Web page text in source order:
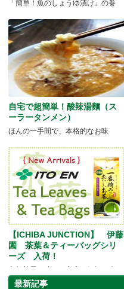
「簡単！魚のしょうゆ漬け」の巻
自宅で超簡単！酸辣湯麵（ス
ーラータンメン）
ほんの一手間で、本格的なお味
【ICHIBA JUNCTION】 伊藤
園 茶葉＆ティーバッグシリ
ーズ 入荷！
老舗茶屋の味をご家庭で気軽に楽し
めます♪
最新記事